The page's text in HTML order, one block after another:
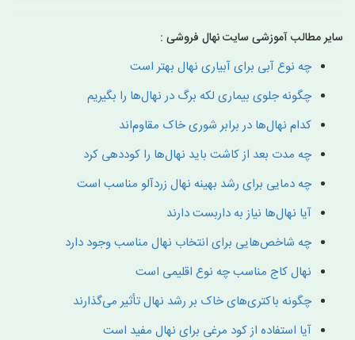
سایر مطالب آموزشی سایت نهال فروشی :
چه نوع آبی برای آبیاری نهال بهتر است
چگونه جلوی بیماری لکه برگ در نهال‌ها را بگیریم
کدام نهال‌ها در برابر شوری خاک مقاوم‌اند
چه مدت بعد از کاشت باید نهال‌ها را کوددهی کرد
چه دمایی برای رشد بهینه نهال زردآلو مناسب است
آیا نهال‌ها نیاز به داربست دارند
چه شاخص‌هایی برای انتخاب نهال مناسب وجود دارد
نهال کاج مناسب چه نوع اقلیمی است
چگونه باکتری‌های خاک بر رشد نهال تأثیر می‌گذارند
آیا استفاده از کود مرغی برای نهال مفید است